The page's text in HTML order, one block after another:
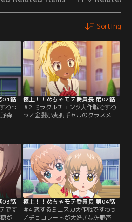
Sorting
01話
わっ
森山
テ子
て
スメ
人
メンズ
ネ
極上！！めちゃモテ委員長 第02話
＃2 ミラクルチェンジ大作戦ですわ
っ／金髪小麦肌ギャルのクラスメイ
ト坂下リカのプリンセスローズクラ
た未海。しかし肝心のリカは面倒を
嫌い中々モテ子になる努力をしよう
としない。そんなリカに未海は、か
なりハードな「めちゃモテ☆ミラク
ルチェンジ大作戦」を提示する！
【提供：バンダイチャンネル】
03話
です
が何
極上！！めちゃモテ委員長 第04話
＃4 恋するミニスカ大作戦ですわっ
／チョコレートが大好きな佐野杏樹